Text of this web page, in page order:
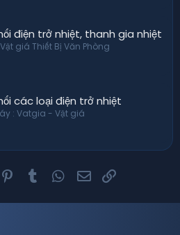
điện trở nhiệt, thanh gia nhiệt
giá Thiết Bị Văn Phòng
các loại điện trở nhiệt
: Vatgia - Vật giá
Pinterest
Tumblr WhatsApp
Email